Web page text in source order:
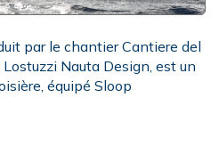
par le chantier Cantiere del
Nauta Design, est un
équipé Sloop